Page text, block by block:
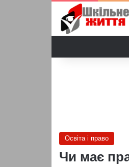
Освіта і право
Чи має